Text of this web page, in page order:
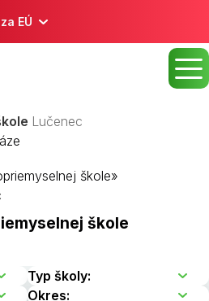
EÚ
Lučenec
škole»
škole